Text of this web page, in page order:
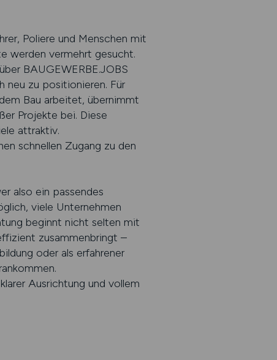
Poliere und Menschen mit
werden vermehrt gesucht.
BAUGEWERBE.JOBS
neu zu positionieren. Für
Bau arbeitet, übernimmt
Projekte bei. Diese
attraktiv.
schnellen Zugang zu den
also ein passendes
viele Unternehmen
beginnt nicht selten mit
zusammenbringt –
oder als erfahrener
Ausrichtung und vollem